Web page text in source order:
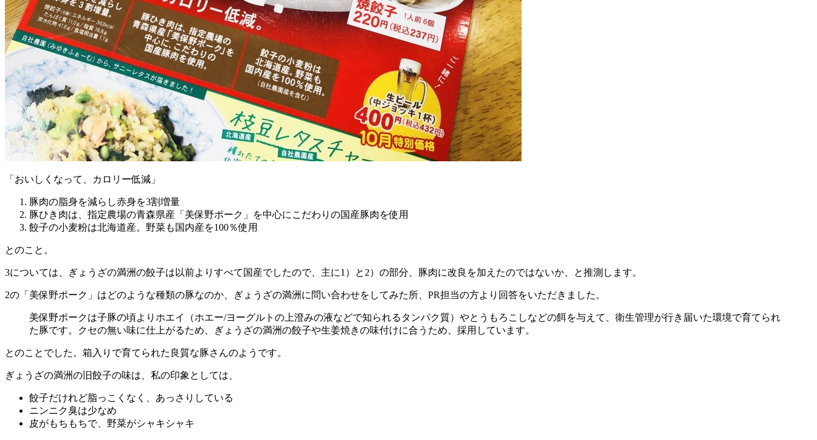
「おいしくなって、カロリー低減」
豚肉の脂身を減らし赤身を3割増量
豚ひき肉は、指定農場の青森県産「美保野ポーク」を中心にこだわりの国産豚肉を使用
餃子の小麦粉は北海道産。野菜も国内産を100％使用
とのこと。
3については、ぎょうざの満洲の餃子は以前よりすべて国産でしたので、主に1）と2）の部分、豚肉に改良を加えたのではないか、と推測します。
2の「美保野ポーク」はどのような種類の豚なのか、ぎょうざの満洲に問い合わせをしてみた所、PR担当の方より回答をいただきました。
美保野ポークは子豚の頃よりホエイ（ホエー/ヨーグルトの上澄みの液などで知られるタンパク質）やとうもろこしなどの餌を与えて、衛生管理が行き届いた環境で育てられ
た豚です。クセの無い味に仕上がるため、ぎょうざの満洲の餃子や生姜焼きの味付けに合うため、採用しています。
とのことでした。箱入りで育てられた良質な豚さんのようです。
ぎょうざの満洲の旧餃子の味は、私の印象としては、
餃子だけれど脂っこくなく、あっさりしている
ニンニク臭は少なめ
皮がもちもちで、野菜がシャキシャキ